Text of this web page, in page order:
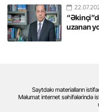
uzanan
Saytdakı materialların
Məlumat internet səhifələrində